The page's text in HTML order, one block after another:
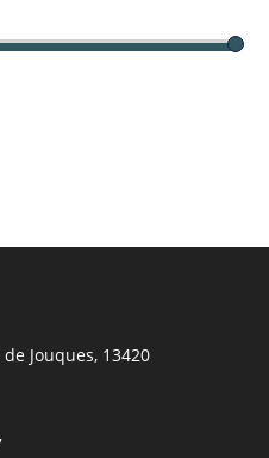
Jouques, 13420